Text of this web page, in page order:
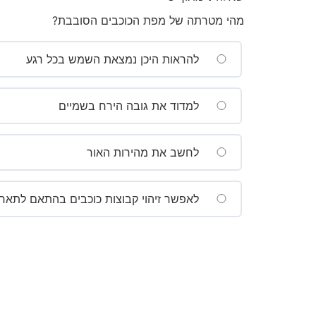
מהי מטרתה של מפת הכוכבים הסובבת?
להראות היכן נמצאת השמש בכל רגע
למדוד את גובה הירח בשמיים
לחשב את מהירות האור
לאפשר זיהוי קבוצות כוכבים בהתאם